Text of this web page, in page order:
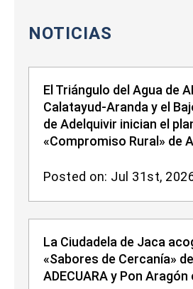
NOTICIAS
El Triángulo del Agua de
Calatayud-Aranda y el
de Adelquivir inician el
«Compromiso Rural» de
Posted on: Jul 31st,
La Ciudadela de Jaca
«Sabores de Cercanía»
ADECUARA y Pon